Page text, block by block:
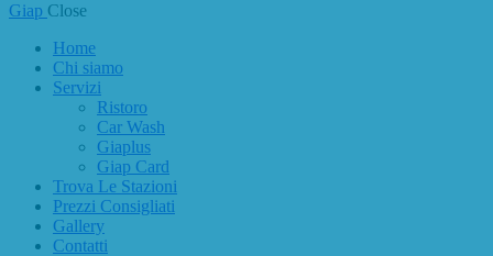
Giap Close
Home
Chi siamo
Servizi
Ristoro
Car Wash
Giaplus
Giap Card
Trova Le Stazioni
Prezzi Consigliati
Gallery
Contatti